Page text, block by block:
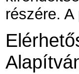
részére.